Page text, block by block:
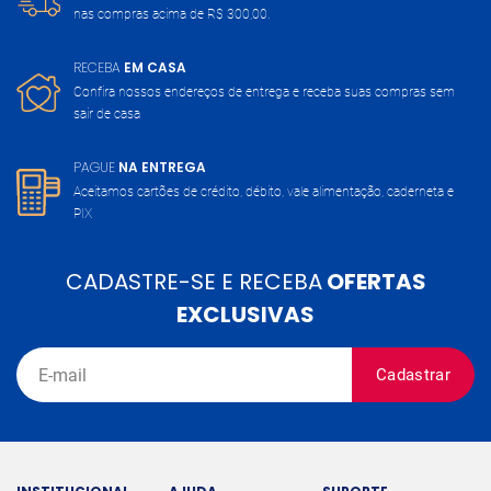
nas compras acima de R$ 300,00.
RECEBA EM CASA
Confira nossos endereços de entrega e receba suas compras sem
sair de casa
PAGUE NA ENTREGA
Aceitamos cartões de crédito, débito, vale alimentação, caderneta e
PIX
CADASTRE-SE E RECEBAOFERTAS
EXCLUSIVAS
Cadastrar